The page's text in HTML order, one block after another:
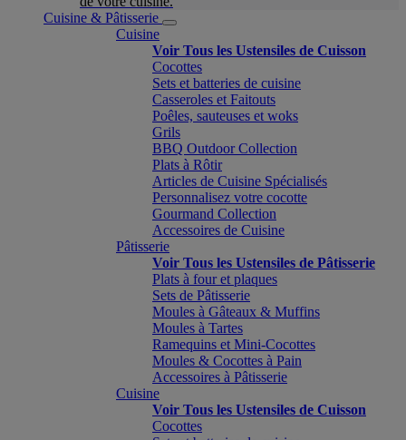
Cuisine & Pâtisserie
Cuisine
Voir Tous les Ustensiles de Cuisson
Cocottes
Sets et batteries de cuisine
Casseroles et Faitouts
Poêles, sauteuses et woks
Grils
BBQ Outdoor Collection
Plats à Rôtir
Articles de Cuisine Spécialisés
Personnalisez votre cocotte
Gourmand Collection
Accessoires de Cuisine
Pâtisserie
Voir Tous les Ustensiles de Pâtisserie
Plats à four et plaques
Sets de Pâtisserie
Moules à Gâteaux & Muffins
Moules à Tartes
Ramequins et Mini-Cocottes
Moules & Cocottes à Pain
Accessoires à Pâtisserie
Cuisine
Voir Tous les Ustensiles de Cuisson
Cocottes